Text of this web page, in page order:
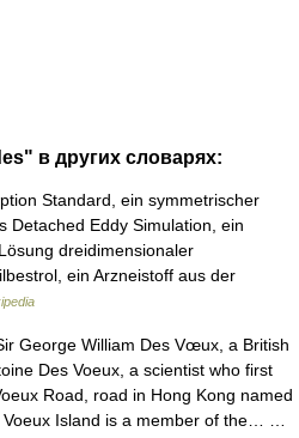
в других словарях:
Standard, ein symmetrischer
Detached Eddy Simulation, ein
dreidimensionaler
ein Arzneistoff aus der
George William Des Vœux, a British
Des Voeux, a scientist who first
Road, road in Hong Kong named
Island is a member of the… …